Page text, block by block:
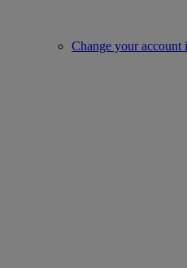
Change your account